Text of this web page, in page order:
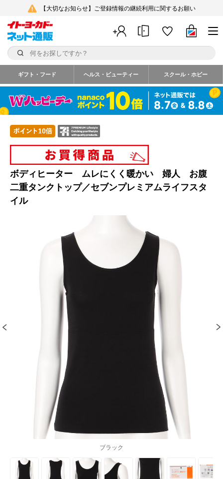
【大切なお知らせ】ご登録情報の継続利用に関するお願い
ギフト・フード ヘルス・ビューティー スクール・ホビー
ボディヒーター ムレにくく暖かい 婦人 お腹
二重タンクトップ／セブンプレミアムライフスタ
イル
ブラック